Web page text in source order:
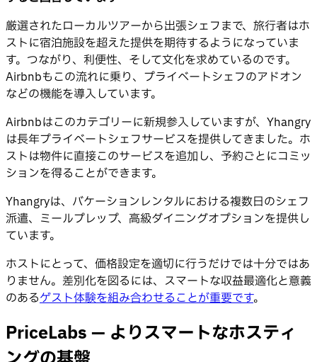
厳選されたローカルツアーから出張シェフまで、旅行者はホ
ストに宿泊施設を超えた提供を期待するようになっていま
す。つながり、利便性、そして文化を求めているのです。
Airbnbもこの流れに乗り、プライベートシェフのアドオン
などの機能を導入しています。
Airbnbはこのカテゴリーに新規参入していますが、Yhangry
は長年プライベートシェフサービスを提供してきました。ホ
ストは物件に直接このサービスを追加し、予約ごとにコミッ
ションを得ることができます。
Yhangryは、バケーションレンタルにおける複数日のシェフ
派遣、ミールプレップ、高級ダイニングオプションを提供し
ています。
ホストにとって、価格設定を適切に行うだけでは十分ではあ
りません。差別化を図るには、スマートな収益最適化と意義
のあるゲスト体験を組み合わせることが重要です。
PriceLabs — よりスマートなホスティ